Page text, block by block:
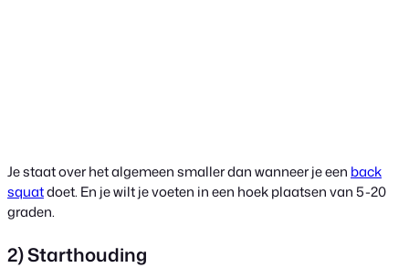
Je staat over het algemeen smaller dan wanneer je een back
squatdoet. En je wilt je voeten in een hoek plaatsen van 5-20
graden.
2) Starthouding